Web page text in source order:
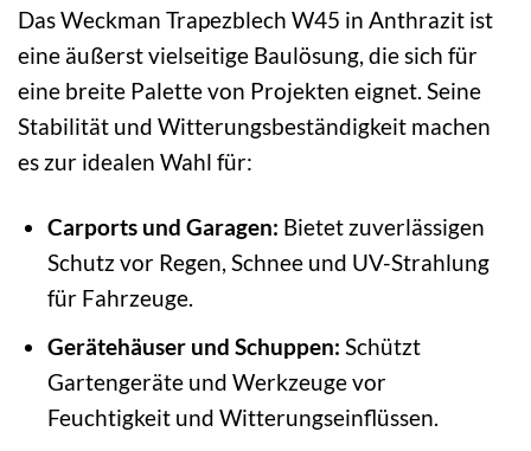
Das Weckman Trapezblech W45 in Anthrazit ist
eine äußerst vielseitige Baulösung, die sich für
eine breite Palette von Projekten eignet. Seine
Stabilität und Witterungsbeständigkeit machen
es zur idealen Wahl für:
Carports und Garagen: Bietet zuverlässigen
Schutz vor Regen, Schnee und UV-Strahlung
für Fahrzeuge.
Gerätehäuser und Schuppen: Schützt
Gartengeräte und Werkzeuge vor
Feuchtigkeit und Witterungseinflüssen.